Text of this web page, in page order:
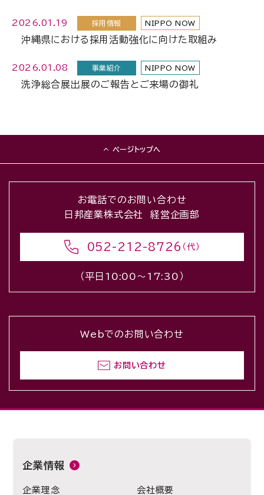
2026.01.19 採用情報 NIPPO NOW
沖縄県における採用活動強化に向けた取組み
2026.01.08 事業紹介 NIPPO NOW
洗浄総合展出展のご報告とご来場の御礼
ページトップへ
お電話でのお問い合わせ
日邦産業株式会社 経営企画部
052-212-8726 （代）
（平日10:00〜17:30）
Webでのお問い合わせ
お問い合わせ
企業情報
企業理念 会社概要